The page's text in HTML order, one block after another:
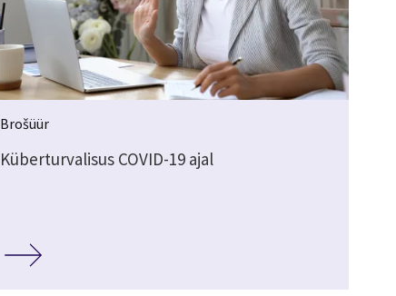
Brošüür
Küberturvalisus COVID-19 ajal